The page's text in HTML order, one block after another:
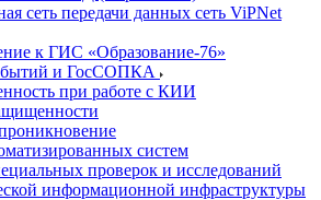
сеть передачи данных сеть ViPNet
к ГИС «Образование-76»
и ГосСОПКА
при работе с КИИ
систем
проверок и исследований
информационной инфраструктуры